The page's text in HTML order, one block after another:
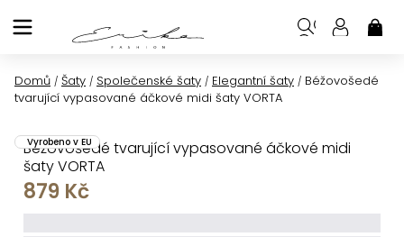
na
Domů / Šaty / Společenské šaty / Elegantní šaty / Béžovošedé
tvarující vypasované áčkové midi šaty VORTA
Béžovošedé tvarující vypasované áčkové midi
šaty VORTA
Vyrobeno v EU
879 Kč